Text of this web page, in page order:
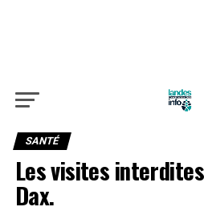
SANTÉ
Les visites
Dax.